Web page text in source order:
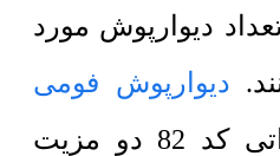
دیوارپوش مورد
دیوارپوش فومی
ارزان قیمت وارداتی کد 82 دو مزیت